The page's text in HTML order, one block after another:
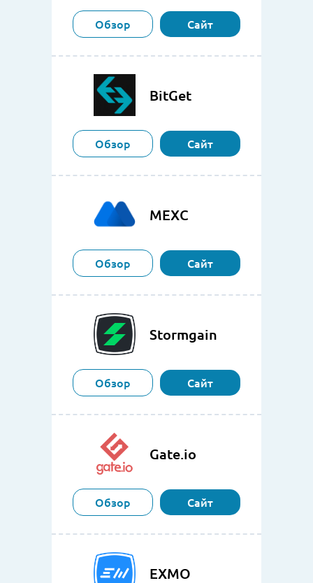
Обзор Сайт
BitGet
Обзор Сайт
MEXC
Обзор Сайт
Stormgain
Обзор Сайт
Gate.io
Обзор Сайт
EXMO